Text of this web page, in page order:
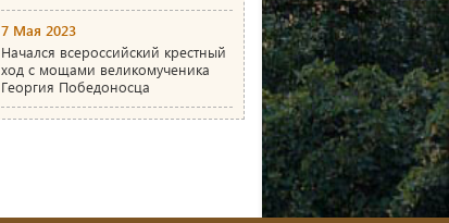
7 Мая 2023
Начался всероссийский крестный
ход с мощами великомученика
Георгия Победоносца